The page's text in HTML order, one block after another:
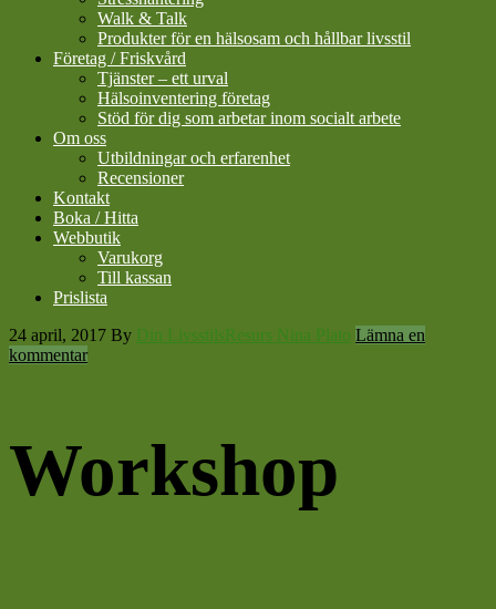
Walk & Talk
Produkter för en hälsosam och hållbar livsstil
Företag / Friskvård
Tjänster – ett urval
Hälsoinventering företag
Stöd för dig som arbetar inom socialt arbete
Om oss
Utbildningar och erfarenhet
Recensioner
Kontakt
Boka / Hitta
Webbutik
Varukorg
Till kassan
Prislista
24 april, 2017 By Din LivsstilsResurs Nina Plato Lämna en
kommentar
Workshop